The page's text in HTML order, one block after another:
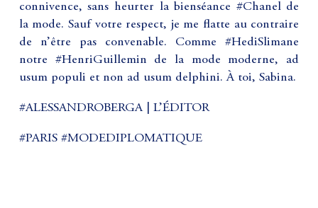
connivence, sans heurter la bienséance #Chanel de
la mode. Sauf votre respect, je me flatte au contraire
de n’être pas convenable. Comme #HediSlimane
notre #HenriGuillemin de la mode moderne, ad
usum populi et non ad usum delphini. À toi, Sabina.
#ALESSANDROBERGA | L’ÉDITOR
#PARIS #MODEDIPLOMATIQUE